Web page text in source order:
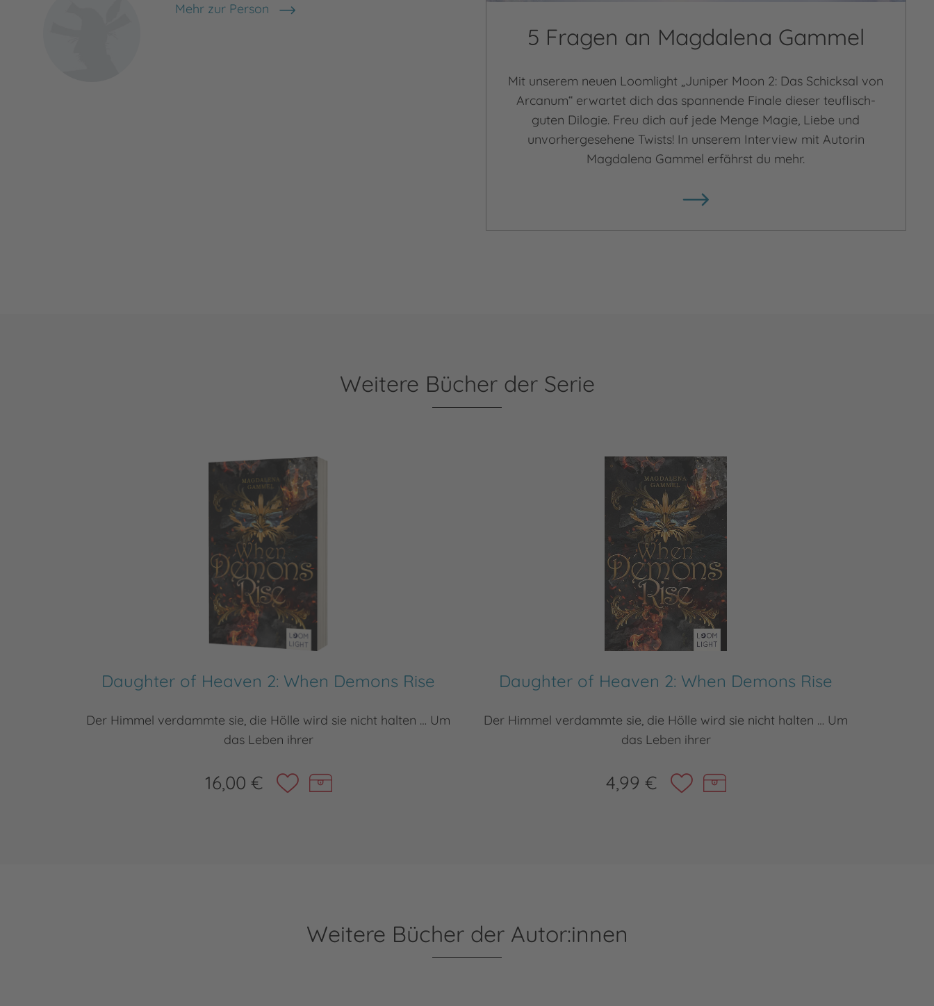
Mehr zur Person
Christin Giessel
5 Fragen an Magdalena Gammel
Mit unserem neuen Loomlight „Juniper Moon 2: Das Schicksal von
Arcanum“ erwartet dich das spannende Finale dieser teuflisch-
guten Dilogie. Freu dich auf jede Menge Magie, Liebe und
unvorhergesehene Twists! In unserem Interview mit Autorin
Magdalena Gammel erfährst du mehr.
Weitere Bücher der Serie
Daughter of Heaven 2: When Demons Rise
Der Himmel verdammte sie, die Hölle wird sie nicht halten … Um
das Leben ihrer
16,00 €
Daughter of Heaven 2: When Demons Rise
Der Himmel verdammte sie, die Hölle wird sie nicht halten … Um
das Leben ihrer
4,99 €
Weitere Bücher der Autor:innen